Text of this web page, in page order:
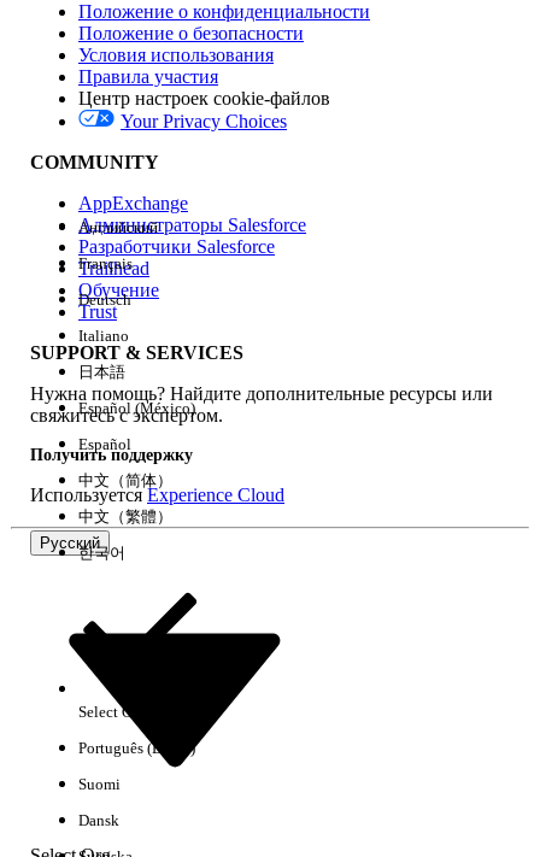
Версия
Возможности
Очистить все Готово
Результаты отсутствуют
Проверьте орфографию ключевых слов.
Положение о конфиденциальности
Положение о безопасности
Условия использования
Правила участия
Центр настроек cookie-файлов
Your Privacy Choices
COMMUNITY
AppExchange
Администраторы Salesforce
Разработчики Salesforce
Trailhead
Обучение
Trust
SUPPORT & SERVICES
Нужна помощь? Найдите дополнительные ресурсы или
свяжитесь с экспертом.
Получить поддержку
ИспользуетсяExperience Cloud
Русский
Английский
Français
Deutsch
Italiano
日本語
Español (México)
Español
中文（简体）
中文（繁體）
한국어
Select Org
Português (Brasil)
Suomi
Dansk